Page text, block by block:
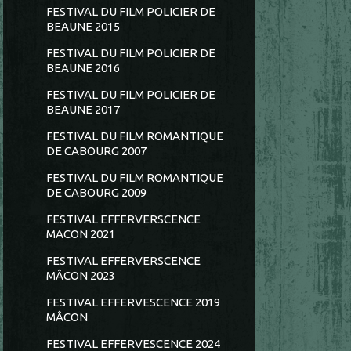
FESTIVAL DU FILM POLICIER DE
BEAUNE 2015
FESTIVAL DU FILM POLICIER DE
BEAUNE 2016
FESTIVAL DU FILM POLICIER DE
BEAUNE 2017
FESTIVAL DU FILM ROMANTIQUE
DE CABOURG 2007
FESTIVAL DU FILM ROMANTIQUE
DE CABOURG 2009
FESTIVAL EFFERVERSCENCE
MACON 2021
FESTIVAL EFFERVERSCENCE
MÂCON 2023
FESTIVAL EFFERVESCENCE 2019
MÂCON
FESTIVAL EFFERVESCENCE 2024